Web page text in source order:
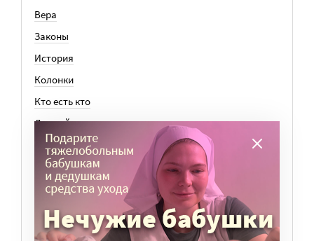
Вера
Законы
История
Колонки
Кто есть кто
Личный опыт
Медицина
Ноу-хау
Общество
Отдых
Семья